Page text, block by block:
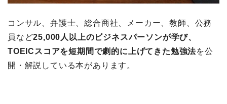
コンサル、弁護士、総合商社、メーカー、教師、公務
員など25,000人以上のビジネスパーソンが学び、
TOEICスコアを短期間で劇的に上げてきた勉強法を公
開・解説している本があります。